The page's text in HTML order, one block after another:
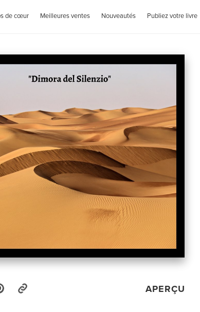
de cœur Meilleures ventes Nouveautés Publiez votre livre
APERÇU